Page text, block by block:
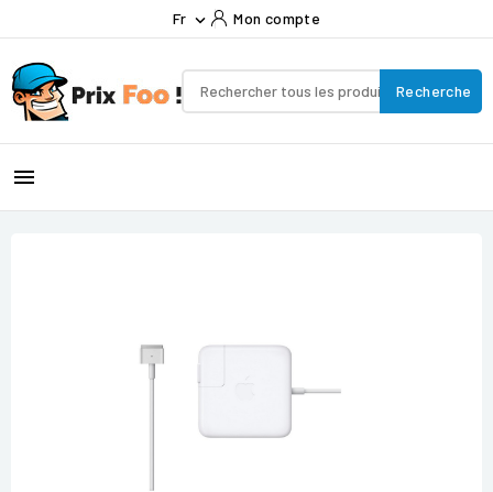
Fr  Mon compte
Recherche
